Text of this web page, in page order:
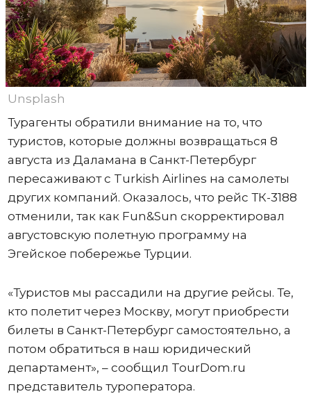
Unsplash
Турагенты обратили внимание на то, что
туристов, которые должны возвращаться 8
августа из Даламана в Санкт-Петербург
пересаживают с Turkish Airlines на самолеты
других компаний. Оказалось, что рейс ТК-3188
отменили, так как Fun&Sun скорректировал
августовскую полетную программу на
Эгейское побережье Турции.
«Туристов мы рассадили на другие рейсы. Те,
кто полетит через Москву, могут приобрести
билеты в Санкт-Петербург самостоятельно, а
потом обратиться в наш юридический
департамент», – сообщил TourDom.ru
представитель туроператора.